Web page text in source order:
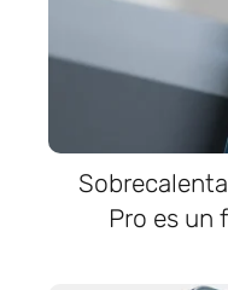
Pro es un